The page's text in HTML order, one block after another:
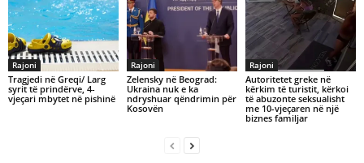
Rajoni
Tragjedi në Greqi/ Larg
syrit të prindërve, 4-
vjeçari mbytet në pishinë
Rajoni
Zelensky në Beograd:
Ukraina nuk e ka
ndryshuar qëndrimin për
Kosovën
Rajoni
Autoritetet greke në
kërkim të turistit, kërkoi
të abuzonte seksualisht
me 10-vjeçaren në një
biznes familjar